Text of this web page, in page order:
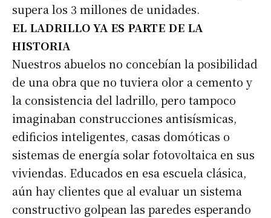
supera los 3 millones de unidades.
EL LADRILLO YA ES PARTE DE LA
HISTORIA
Nuestros abuelos no concebían la posibilidad
de una obra que no tuviera olor a cemento y
la consistencia del ladrillo, pero tampoco
imaginaban construcciones antisísmicas,
edificios inteligentes, casas domóticas o
sistemas de energía solar fotovoltaica en sus
viviendas. Educados en esa escuela clásica,
aún hay clientes que al evaluar un sistema
constructivo golpean las paredes esperando